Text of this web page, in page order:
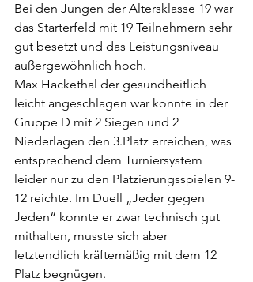
Bei den Jungen der Altersklasse 19 war
das Starterfeld mit 19 Teilnehmern sehr
gut besetzt und das Leistungsniveau
außergewöhnlich hoch.
Max Hackethal der gesundheitlich
leicht angeschlagen war konnte in der
Gruppe D mit 2 Siegen und 2
Niederlagen den 3.Platz erreichen, was
entsprechend dem Turniersystem
leider nur zu den Platzierungsspielen 9-
12 reichte. Im Duell „Jeder gegen
Jeden“ konnte er zwar technisch gut
mithalten, musste sich aber
letztendlich kräftemäßig mit dem 12
Platz begnügen.